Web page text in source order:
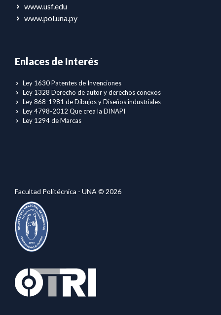
www.usf.edu
www.pol.una.py
Enlaces de Interés
Ley 1630 Patentes de Invenciones
Ley 1328 Derecho de autor y derechos conexos
Ley 868-1981 de Dibujos y Diseños industriales
Ley 4798-2012 Que crea la DINAPI
Ley 1294 de Marcas
Facultad Politécnica - UNA © 2026